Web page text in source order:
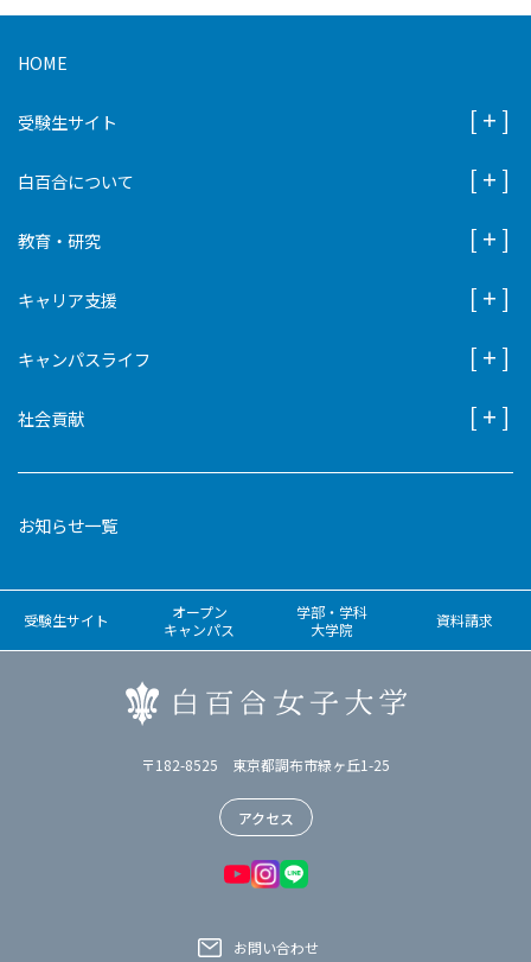
HOME
受験生サイト
白百合について
教育・研究
キャリア支援
キャンパスライフ
社会貢献
お知らせ一覧
受験生サイト
オープン
キャンパス
学部・学科
大学院
資料請求
〒182-8525 東京都調布市緑ヶ丘1-25
アクセス
お問い合わせ